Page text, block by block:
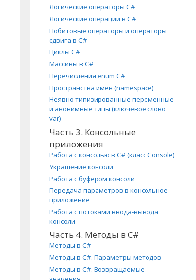
Логические операторы C#
Логические операции в C#
Побитовые операторы и операторы
сдвига в C#
Циклы C#
Массивы в C#
Перечисления enum C#
Пространства имен (namespace)
Неявно типизированные переменные
и анонимные типы (ключевое слово
var)
Часть 3. Консольные
приложения
Работа с консолью в C# (класс Console)
Украшение консоли
Работа с буфером консоли
Передача параметров в консольное
приложение
Работа с потоками ввода-вывода
консоли
Часть 4. Методы в C#
Методы в C#
Методы в C#. Параметры методов
Методы в C#. Возвращаемые